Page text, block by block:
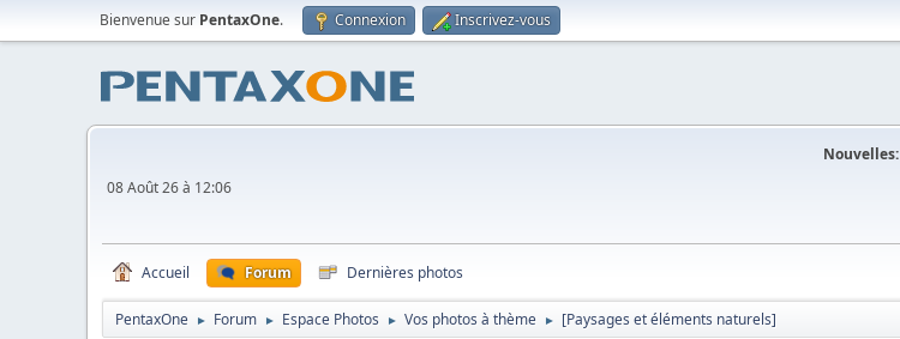
Bienvenue sur PentaxOne. Connexion Inscrivez-vous
08 Août 26 à 12:06
Nouvelles:
Accueil Forum Dernières photos
PentaxOne ► Forum ► Espace Photos ► Vos photos à thème ► [Paysages et éléments naturels]